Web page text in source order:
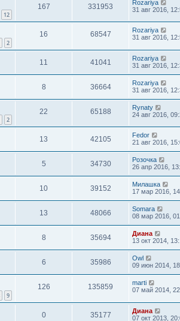
12
167 331953
Rozariya
31 авг 2016,
2
16 68547
Rozariya
31 авг 2016,
11 41041
Rozariya
31 авг 2016,
8 36664
Rozariya
31 авг 2016,
2
22 65188
Rynaty
24 авг 2016,
13 42105
Fedor
21 авг 2016,
5 34730
Розочка
26 апр 2016,
10 39152
Милашка
17 мар 2016,
13 48066
Somara
08 мар 2016,
8 35694
Диана
13 окт 2014,
6 35986
Owl
09 июн 2014,
9
126 135859
marti
07 май 2014,
0 35177
Диана
07 окт 2013,